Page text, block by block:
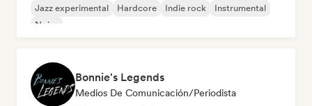
Jazz experimental Hardcore Indie rock
Instrumental
Noise
Bonnie's Legends
Medios De Comunicación/Periodista